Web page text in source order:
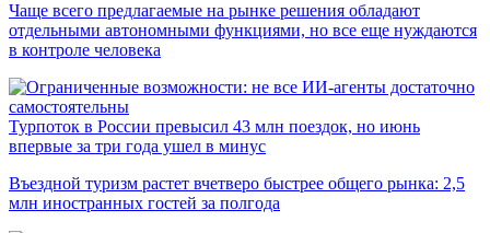
Чаще всего предлагаемые на рынке решения обладают
отдельными автономными функциями, но все еще нуждаются
в контроле человека
Турпоток в России превысил 43 млн поездок, но июнь
впервые за три года ушел в минус
Въездной туризм растет вчетверо быстрее общего рынка: 2,5
млн иностранных гостей за полгода